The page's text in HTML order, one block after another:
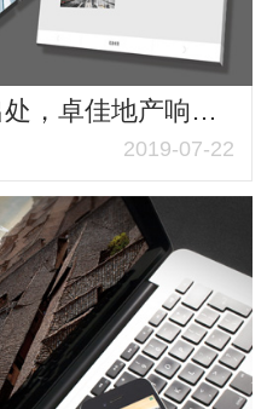
让城市每一处 都有出处，卓佳地产响应式网站
2019-07-22